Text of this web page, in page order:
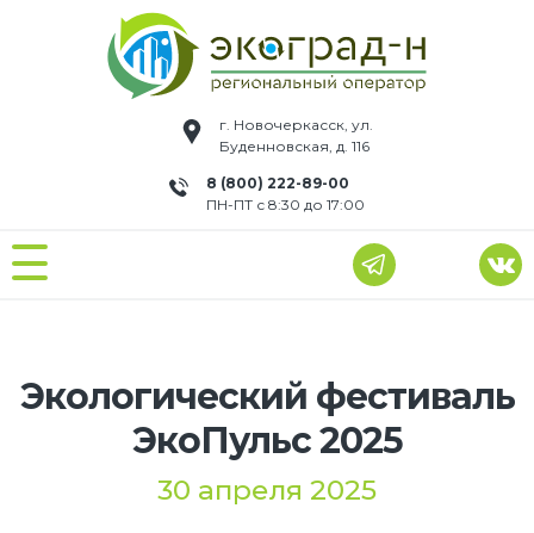
г. Новочеркасск, ул.
Буденновская, д. 116
8 (800) 222-89-00
ПН-ПТ с 8:30 до 17:00
Экологический фестиваль
ЭкоПульс 2025
30 апреля 2025